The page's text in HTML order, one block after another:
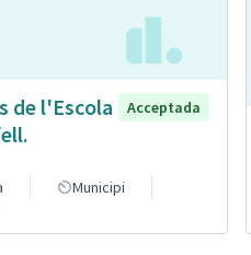
de l'Escola
Acceptada
Municipi